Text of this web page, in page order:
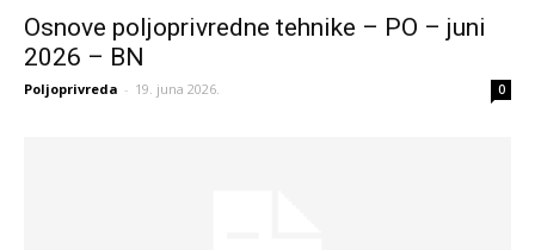
Osnove poljoprivredne tehnike – PO – juni
2026 – BN
Poljoprivreda - 19. juna 2026. 0